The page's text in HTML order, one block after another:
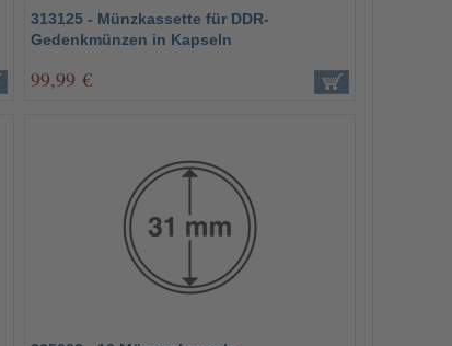
313125 - Münzkassette für DDR-
Gedenkmünzen in Kapseln
99,99 €